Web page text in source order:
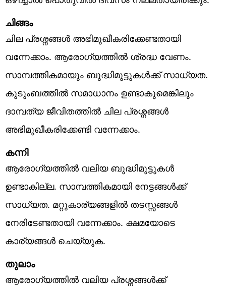
ചിങ്ങം
ചില പ്രശ്നങ്ങൾ അഭിമുഖീകരിക്കേണ്ടതായി
വന്നേക്കാം. ആരോഗ്യത്തിൽ ശ്രദ്ധ വേണം.
സാമ്പത്തികമായും ബുദ്ധിമുട്ടുകൾക്ക് സാധ്യത.
കുടുംബത്തിൽ സമാധാനം ഉണ്ടാകുമെങ്കിലും
ദാമ്പത്യ ജീവിതത്തിൽ ചില പ്രശ്നങ്ങൾ
അഭിമുഖീകരിക്കേണ്ടി വന്നേക്കാം.
കന്നി
ആരോഗ്യത്തിൽ വലിയ ബുദ്ധിമുട്ടുകൾ
ഉണ്ടാകില്ല. സാമ്പത്തികമായി നേട്ടങ്ങൾക്ക്
സാധ്യത. മറ്റുകാര്യങ്ങളിൽ തടസ്സങ്ങൾ
നേരിടേണ്ടതായി വന്നേക്കാം. ക്ഷമയോടെ
കാര്യങ്ങൾ ചെയ്യുക.
തുലാം
ആരോഗ്യത്തിൽ വലിയ പ്രശ്നങ്ങൾക്ക്